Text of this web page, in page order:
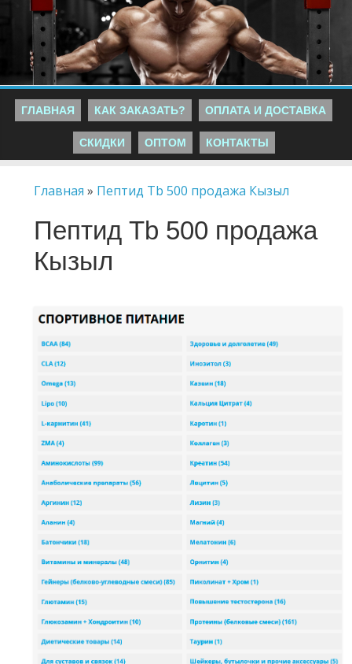
ГЛАВНАЯ КАК ЗАКАЗАТЬ? ОПЛАТА И ДОСТАВКА
СКИДКИ ОПТОМ КОНТАКТЫ
Главная » Пептид Tb 500 продажа Кызыл
Пептид Tb 500 продажа
Кызыл